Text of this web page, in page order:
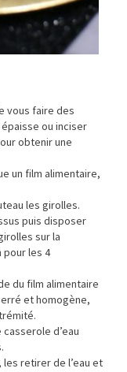
vous faire des
ou inciser
obtenir une
un film alimentaire,
les girolles.
puis disposer
sur la
pour les 4
du film alimentaire
et homogène,
d’eau
retirer de l’eau et